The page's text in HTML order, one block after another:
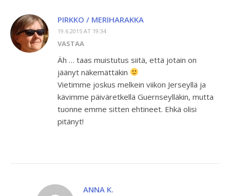
PIRKKO / MERIHARAKKA
19.6.2015 AT 19:34
VASTAA
Äh … taas muistutus siitä, että jotain on
jäänyt näkemättäkin
Vietimme joskus melkein viikon Jerseyllä ja
kävimme päiväretkellä Guernseylläkin, mutta
tuonne emme sitten ehtineet. Ehkä olisi
pitänyt!
ANNA K.